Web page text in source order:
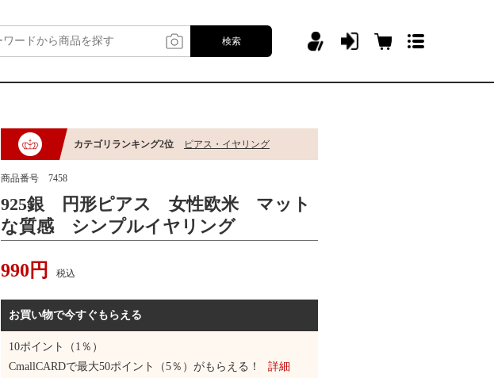
検索
カテゴリランキング2位 ピアス・イヤリング
商品番号 7458
925銀 円形ピアス 女性欧米 マット
な質感 シンプルイヤリング
990 円 税込
お買い物で今すぐもらえる
10ポイント（1％）
CmallCARDで最大50ポイント（5％）がもらえる！ 詳細